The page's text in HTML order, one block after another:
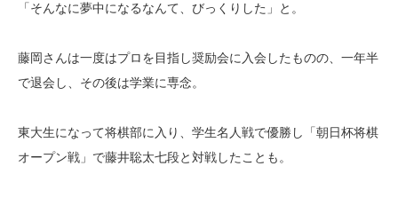
「そんなに夢中になるなんて、びっくりした」と。
藤岡さんは一度はプロを目指し奨励会に入会したものの、一年半
で退会し、その後は学業に専念。
東大生になって将棋部に入り、学生名人戦で優勝し「朝日杯将棋
オープン戦」で藤井聡太七段と対戦したことも。